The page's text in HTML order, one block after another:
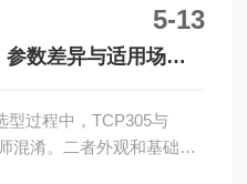
直流电压，施加在被测设
流过的微小电流，计算出
兆欧(MΩ)...
5-13
数差异与适用场景
型过程中，TCP305与
混淆。二者外观和基础量